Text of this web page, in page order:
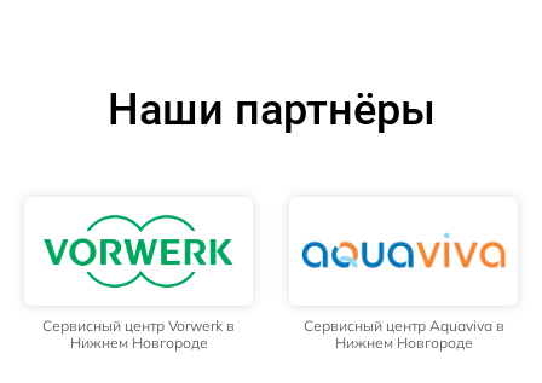
Наши партнёры
Сервисный центр Vorwerk в
Нижнем Новгороде
Сервисный центр Aquaviva в
Нижнем Новгороде